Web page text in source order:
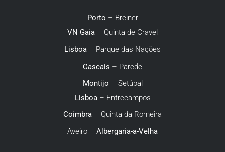
Porto – Breiner
VN Gaia– Quinta de Cravel
Lisboa – Parque das Nações
Cascais – Parede
Montijo – Setúbal
Lisboa– Entrecampos
Coimbra – Quinta da Romeira
Aveiro – Albergaria-a-Velha